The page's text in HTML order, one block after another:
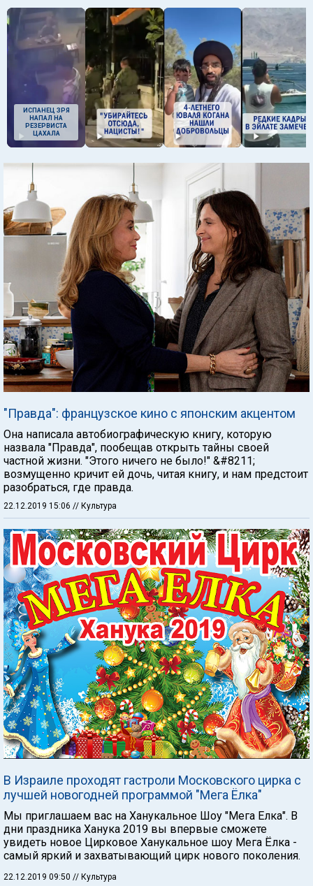
ИСПАНЕЦ ЗРЯ
НАПАЛ НА
РЕЗЕРВИСТА
ЦАХАЛА
"Правда": французское кино с японским акцентом
Она написала автобиографическую книгу, которую
назвала "Правда", пообещав открыть тайны своей
частной жизни. "Этого ничего не было!" &#8211;
возмущенно кричит ей дочь, читая книгу, и нам предстоит
разобраться, где правда.
22.12.2019 15:06 // Культура
В Израиле проходят гастроли Московского цирка с
лучшей новогодней программой "Мега Ёлка"
Мы приглашаем вас на Ханукальное Шоу "Мега Елка". В
дни праздника Ханука 2019 вы впервые сможете
увидеть новое Цирковое Ханукальное шоу Мега Ёлка -
самый яркий и захватывающий цирк нового поколения.
22.12.2019 09:50 // Культура